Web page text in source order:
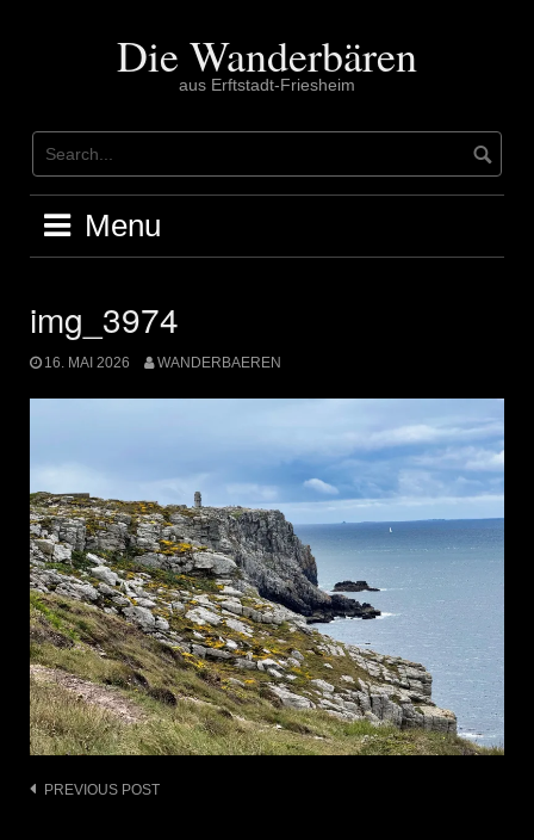
Die Wanderbären
aus Erftstadt-Friesheim
Menu
img_3974
16. MAI 2026 WANDERBAEREN
Post
PREVIOUS POST